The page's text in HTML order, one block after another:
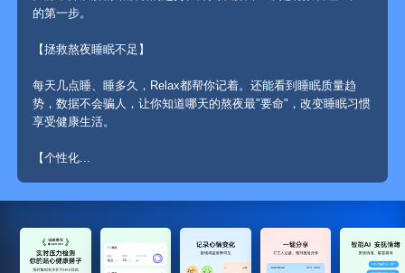
每天几点睡、睡多久，Relax都帮你记着。还能看到睡眠质量趋
势，数据不会骗人，让你知道哪天的熬夜最"要命"，改变睡眠习惯
【个性化...